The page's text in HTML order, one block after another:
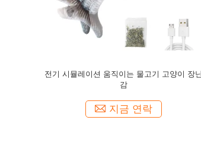
애완 동물 스노우맨 사용자 지정 장난감 咬防
摩拉 자연 고무 咬 互動 寵物 장난감
지금 연락